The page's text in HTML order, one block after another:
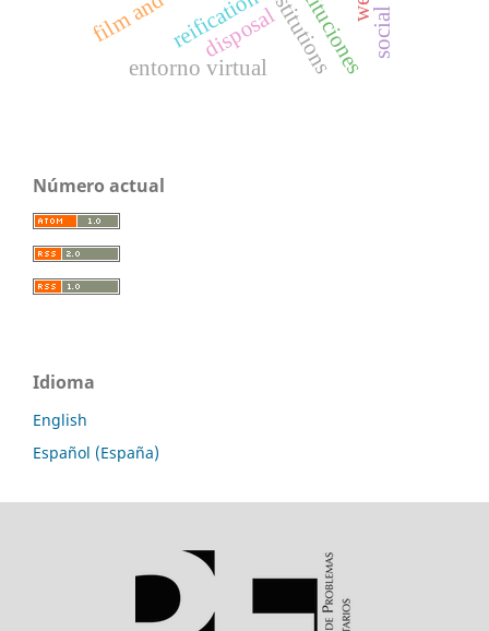
institutions
disposal
reification
entorno virtual
Número actual
Idioma
English
Español (España)